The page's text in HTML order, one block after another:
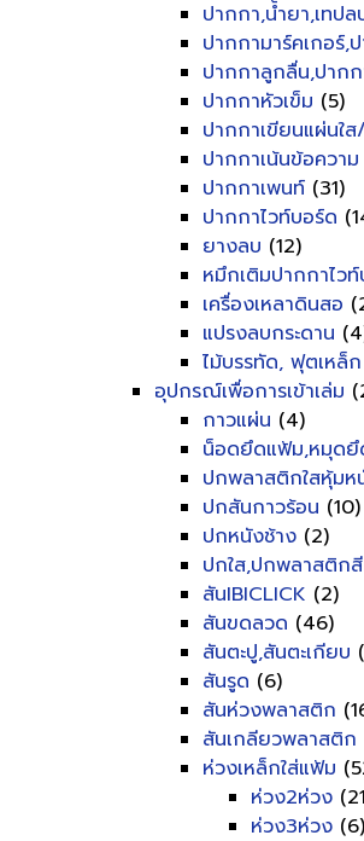
ปากกา,น้ำยา,เทป
ปากกามาร์คเกอร์,
ปากกาลูกลื่น,ปากก
ปากกาหัวเข็ม (5)
ปากกาเขียนแผ่นใ
ปากกาเน้นข้อความ
ปากกาเพนท์ (31)
ปากกาไวท์บอร์ด
ยางลบ (12)
หมึกเติมปากกาไว
เครื่องเหลาดินสอ
แปรงลบกระดาน
ไม้บรรทัด, ฟุตเหล็ก
อุปกรณ์เพื่อการเข้าเล่ม
กาวแผ่น (4)
น็อดยึดแฟ้ม,หมุด
ปกพลาสติกใสหุ้มห
ปกสันกาวร้อน (10)
ปกหนังช้าง (2)
ปกใส,ปกพลาสติกสี
สันIBICLICK (2)
สันขดลวด (46)
สันตะปู,สันตะเกียบ
สันรูด (6)
สันห่วงพลาสติก
สันเกลียวพลาสติก
ห่วงเหล็กใส่แฟ้ม
ห่วง2ห่วง
ห่วง3ห่วง (6)